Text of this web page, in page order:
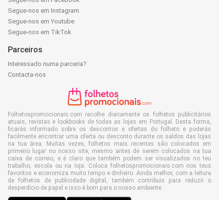
Segue-nos em Instagram
Segue-nos em Youtube
Segue-nos em TikTok
Parceiros
Interessado numa parceria?
Contacta-nos
Folhetospromocionais.com recolhe diariamente os folhetos publicitários
atuais, revistas e lookbooks de todas as lojas em Portugal. Desta forma,
ficarás informado sobre os descontos e ofertas do folheto e poderás
facilmente encontrar uma oferta ou desconto durante os saldos das lojas
na tua área. Muitas vezes, folhetos mais recentes são colocados em
primeiro lugar no nosso site, mesmo antes de serem colocados na tua
caixa de correio, e é claro que também podem ser visualizados no teu
trabalho, escola ou na loja. Coloca folhetospromocionais.com nos teus
favoritos e economiza muito tempo e dinheiro. Ainda melhor, com a leitura
de folhetos de publicidade digital, também contribuis para reduzir o
desperdício de papel e isso é bom para o nosso ambiente.